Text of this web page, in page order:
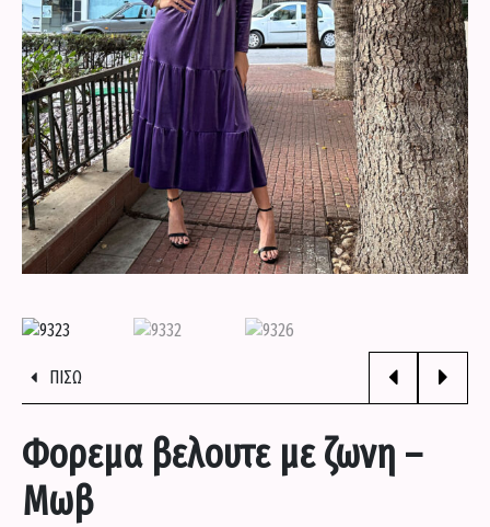
ΠΟΥΚΑΜΙΣΑ
ΣΕΤΑΚΙΑ
ΣΟΡΤΣΑΚΙΑ
ΦΟΡΕΜΑΤΑ
ΦΟΡΜΕΣ
ΠΙΣΩ
Φορεμα βελουτε με ζωνη –
Μωβ